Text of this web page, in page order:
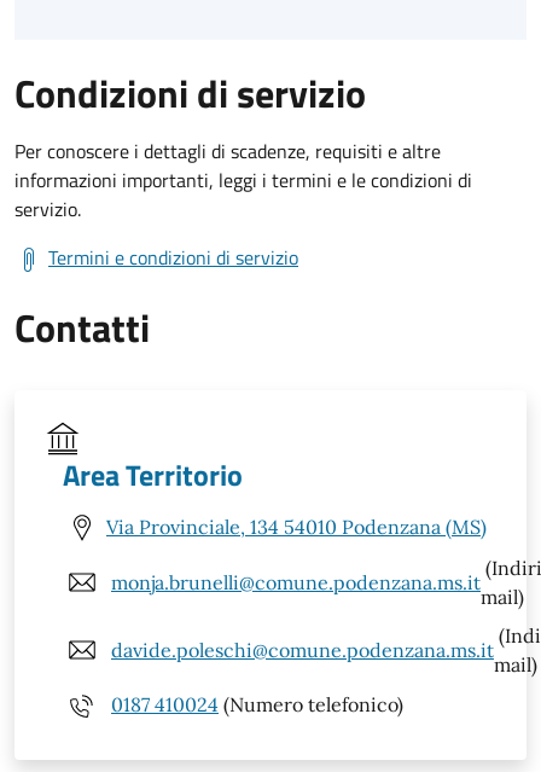
Condizioni di servizio
Per conoscere i dettagli di scadenze, requisiti e altre
informazioni importanti, leggi i termini e le condizioni di
servizio.
Termini e condizioni di servizio
Contatti
Area Territorio
Via Provinciale, 134 54010 Podenzana (MS)
monja.brunelli@comune.podenzana.ms.it
mail)
davide.poleschi@comune.podenzana.ms.it
mail)
0187 410024 (Numero telefonico)